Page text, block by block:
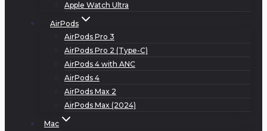
Apple Watch Ultra
AirPods
AirPods Pro 3
AirPods Pro 2 (Type-C)
AirPods 4 with ANC
AirPods 4
AirPods Max 2
AirPods Max (2024)
Mac